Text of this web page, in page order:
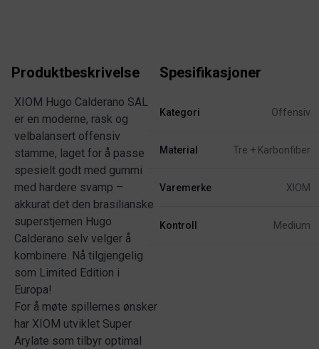
Produktbeskrivelse
XIOM Hugo Calderano SAL
er en moderne, rask og
velbalansert offensiv
stamme, laget for å passe
spesielt godt med gummi
med hardere svamp –
akkurat det den brasilianske
superstjernen Hugo
Calderano selv velger å
kombinere. Nå tilgjengelig
som Limited Edition i
Europa!
For å møte spillernes ønsker
har XIOM utviklet Super
Arylate som tilbyr optimal
Spesifikasjoner
Kategori Offensiv
Material Tre + Karbonfiber
Varemerke XIOM
Kontroll Medium